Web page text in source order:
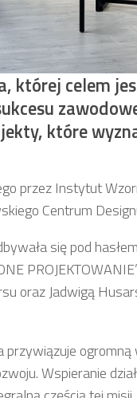
której celem
które
przez Instytut
Centrum
się pod
oraz Jadwigą
przywiązuje
Wspieranie